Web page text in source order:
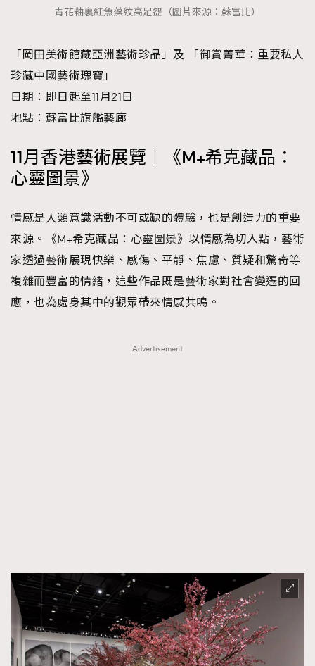
青花釉裏紅魚藻紋高足盌（圖片來源：蘇富比）
「岡田美術館藏亞洲藝術珍品」及 「御賞菁華：重要私人
珍藏中國藝術瑰寶」
日期：即日起至11月21日
地點：蘇富比旗艦藝廊
11月香港藝術展覽｜《M+希克藏品：
心靈圖景》
情感是人類意識活動不可或缺的體驗，也是創造力的重要
來源。《M+希克藏品：心靈圖景》以情感為切入點，藝術
家透過藝術展現快樂、感傷、平靜、焦慮、質疑和驚奇等
複雜而豐富的情緒，這些作品既是藝術家對社會變遷的回
應，也為處身其中的觀眾帶來情感共鳴。
Advertisement